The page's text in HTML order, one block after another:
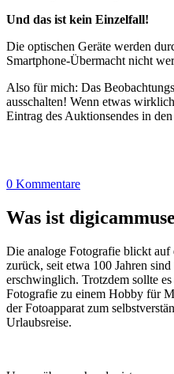
Und das ist kein Einzelfall!
Die optischen Geräte werden
Smartphone-Übermacht nicht
Also für mich: Das
ausschalten! Wenn etwas
Eintrag des Auktionsendes in
0 Kommentare
Was ist
Die analoge Fotografie blickt auf
zurück, seit etwa 100 Jahren
erschwinglich. Trotzdem sollte
Fotografie zu einem Hobby für
der Fotoapparat zum
Urlaubsreise.